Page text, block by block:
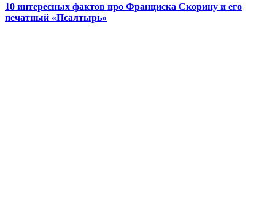
10 интересных фактов про Франциска Скорину и его
печатный «Псалтырь»